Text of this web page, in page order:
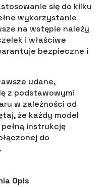
się do kilku
wykorzystanie
na wstępie należy
i właściwe
bezpieczne i
udane,
z podstawowymi
w zależności od
że każdy model
instrukcję
do
Opis